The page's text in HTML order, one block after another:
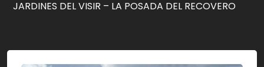
JARDINES DEL VISIR – LA POSADA DEL RECOVERO